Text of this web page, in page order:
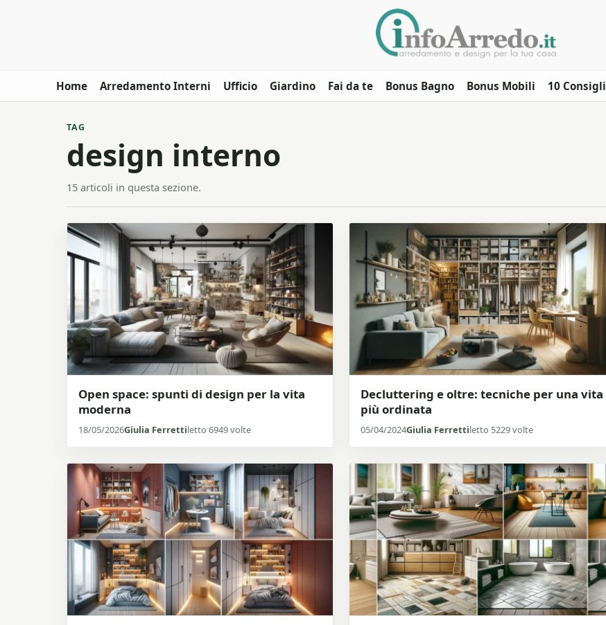
Home Arredamento Interni Ufficio Giardino Fai da te Bonus Bagno Bonus Mobili 10 Consigli
TAG
design interno
15 articoli in questa sezione.
Open space: spunti di design per la vita
moderna
18/05/2026Giulia Ferrettiletto 6949 volte
Decluttering e oltre: tecniche per una vita
più ordinata
05/04/2024Giulia Ferrettiletto 5229 volte